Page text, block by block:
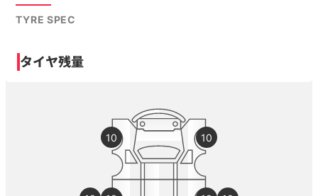
TYRE SPEC
タイヤ残量
10 10